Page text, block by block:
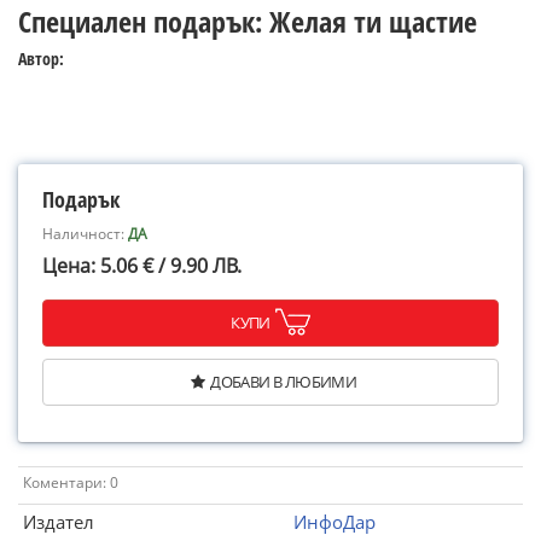
Специален подарък: Желая ти щастие
Автор:
Подарък
Наличност:ДА
Цена: 5.06 € / 9.90 ЛВ.
КУПИ
ДОБАВИ В ЛЮБИМИ
Коментари: 0
Издател
ИнфоДар